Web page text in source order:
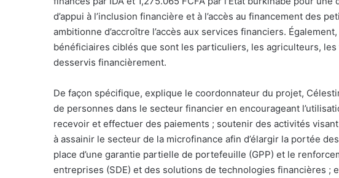
d’appui à l’inclusion financière et à l’accès au financement des
ambitionne d’accroître l’accès aux services financiers.
bénéficiaires ciblés que sont les particuliers, les agriculteurs,
desservis financièrement.
De façon spécifique, explique le coordonnateur du projet,
de personnes dans le secteur financier en encourageant
recevoir et effectuer des paiements ; soutenir des activités
à assainir le secteur de la microfinance afin d’élargir la portée
place d’une garantie partielle de portefeuille (GPP) et le
entreprises (SDE) et des solutions de technologies financières ;